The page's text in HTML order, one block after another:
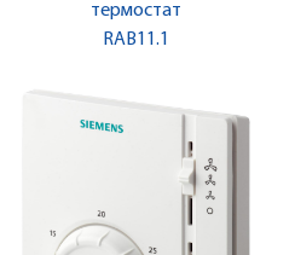
термостат
RAB11.1